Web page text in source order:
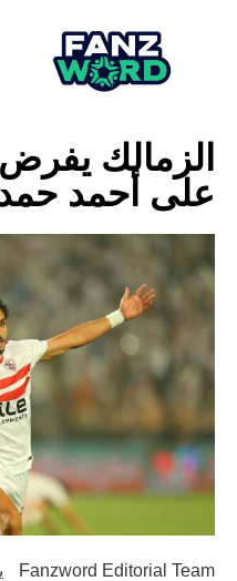
الزمالك
على أحمد
Fanzword Editorial Team